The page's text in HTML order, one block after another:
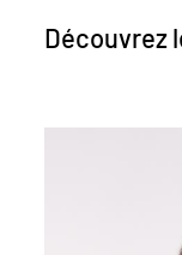
Découvrez